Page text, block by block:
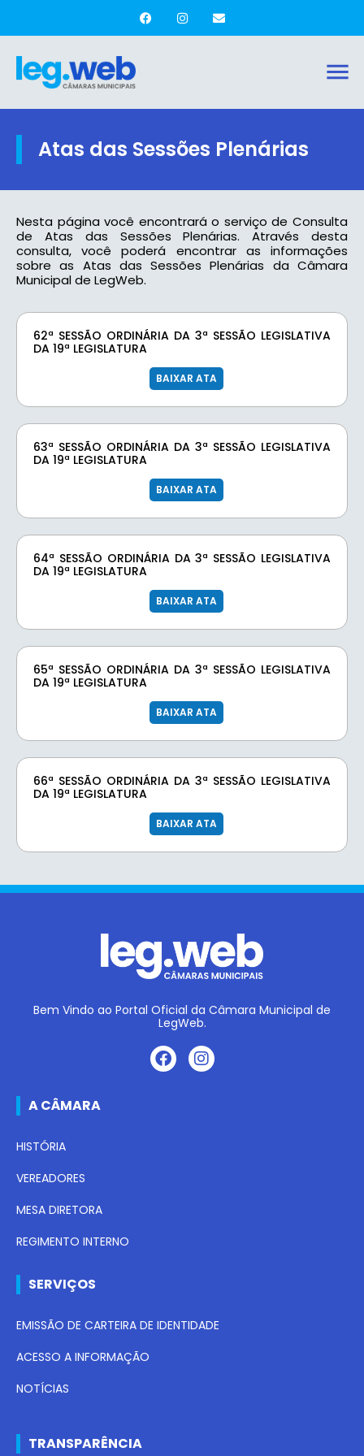
Atas das Sessões Plenárias
Nesta página você encontrará o serviço de Consulta
de Atas das Sessões Plenárias. Através desta
consulta, você poderá encontrar as informações
sobre as Atas das Sessões Plenárias da Câmara
Municipal de LegWeb.
62ª SESSÃO ORDINÁRIA DA 3ª SESSÃO LEGISLATIVA
DA 19ª LEGISLATURA
BAIXAR ATA
63ª SESSÃO ORDINÁRIA DA 3ª SESSÃO LEGISLATIVA
DA 19ª LEGISLATURA
BAIXAR ATA
64ª SESSÃO ORDINÁRIA DA 3ª SESSÃO LEGISLATIVA
DA 19ª LEGISLATURA
BAIXAR ATA
65ª SESSÃO ORDINÁRIA DA 3ª SESSÃO LEGISLATIVA
DA 19ª LEGISLATURA
BAIXAR ATA
66ª SESSÃO ORDINÁRIA DA 3ª SESSÃO LEGISLATIVA
DA 19ª LEGISLATURA
BAIXAR ATA
Bem Vindo ao Portal Oficial da Câmara Municipal de
LegWeb.
A CÂMARA
HISTÓRIA
VEREADORES
MESA DIRETORA
REGIMENTO INTERNO
SERVIÇOS
EMISSÃO DE CARTEIRA DE IDENTIDADE
ACESSO A INFORMAÇÃO
NOTÍCIAS
TRANSPARÊNCIA